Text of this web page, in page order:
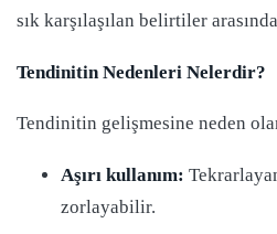
sık karşılaşılan belirtiler
Tendinitin Nedenleri Nelerdir?
Tendinitin gelişmesine neden
Aşırı kullanım:
zorlayabilir.